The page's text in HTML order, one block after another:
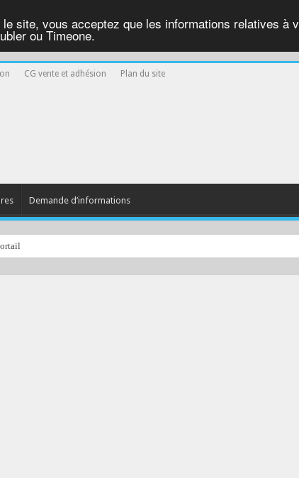
site, vous acceptez que les informations relatives à
ou Timeone.
CG vente et adhésion Plan du site
Demande d’informations